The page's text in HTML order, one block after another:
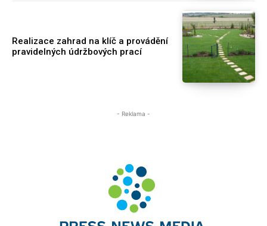
Realizace zahrad na klíč a provádění
pravidelných údržbových prací
- Reklama -